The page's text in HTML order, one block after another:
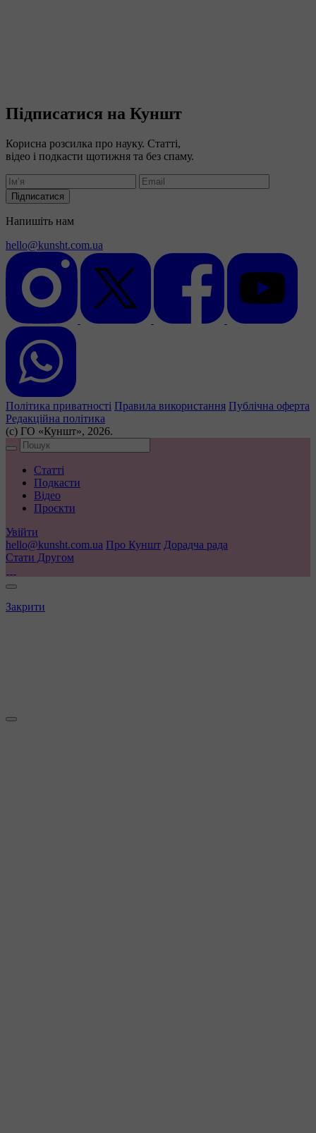
Підписатися на Куншт
Корисна розсилка про науку. Статті,
відео і подкасти щотижня та без спаму.
Підписатися
Напишіть нам
hello@kunsht.com.ua
Політика приватності Правила використання Публічна оферта
Редакційна політика
(с) ГО «Куншт», 2026.
Статті
Подкасти
Відео
Проєкти
Увійти
hello@kunsht.com.ua Про Куншт Дорадча рада
Стати Другом
Закрити